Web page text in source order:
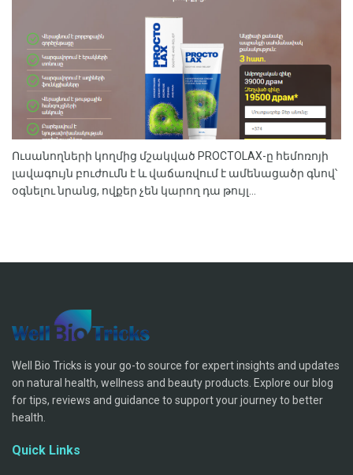
Ուսանողների կողմից մշակված PROCTOLAX-ը հեմոռոյի
լավագույն բուժումն է և վաճառվում է ամենացածր գնով՝
օգնելու նրանց, ովքեր չեն կարող դա թույլ...
Well Bio Tricks is your go-to source for expert insights and updates
on natural health, wellness and beauty products. Explore our blog
for tips, reviews and guidance to support your journey to better
health.
Quick Links